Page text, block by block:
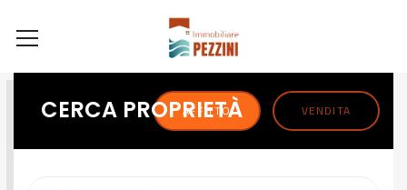
CERCA PROPRIETÀ
AFFITTO VENDITA